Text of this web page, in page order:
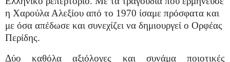
η Χαρούλα Αλεξίου από το 1970 ίσαμε πρόσφατα και
με όσα απέδωσε και συνεχίζει να δημιουργεί ο Ορφέας
Περίδης.
Δύο καθόλα αξιόλογες και συνάμα ποιοτικές